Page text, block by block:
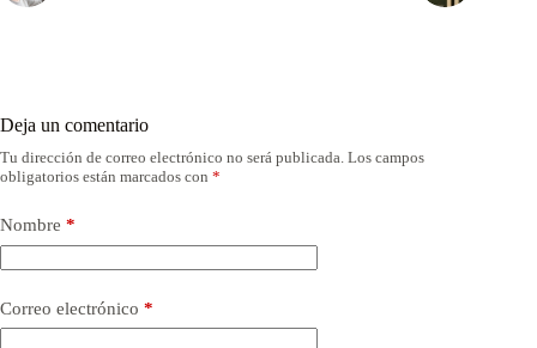
Deja un comentario
Tu dirección de correo electrónico no será publicada. Los campos
obligatorios están marcados con *
Nombre *
Correo electrónico *